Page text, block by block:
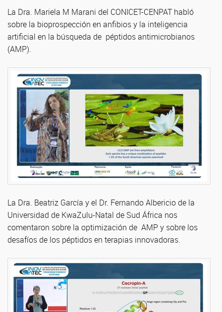
La Dra. Mariela M Marani del CONICET-CENPAT habló
sobre la bioprospección en anfibios y la inteligencia
artificial en la búsqueda de péptidos antimicrobianos
(AMP).
La Dra. Beatriz García y el Dr. Fernando Albericio de la
Universidad de KwaZulu-Natal de Sud África nos
comentaron sobre la optimización de AMP y sobre los
desafíos de los péptidos en terapias innovadoras.